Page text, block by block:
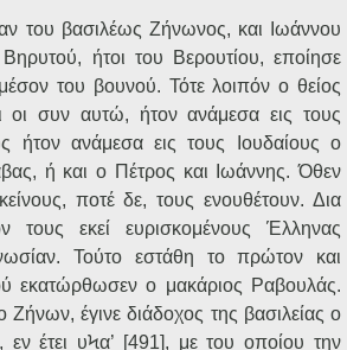
του βασιλέως Ζήνωνος, και Ιωάννου
ήτοι του Βερουτίου, εποίησε
του βουνού. Τότε λοιπόν ο θείος
οι συν αυτώ, ήτον ανάμεσα εις τους
ήτον ανάμεσα εις τους Ιουδαίους ο
ή και ο Πέτρος και Ιωάννης. Όθεν
ποτέ δε, τους ενουθέτουν. Δια
τους εκεί ευρισκομένους Έλληνας
Τούτο εστάθη το πρώτον και
εκατώρθωσεν ο μακάριος Ραβουλάς.
έγινε διάδοχος της βασιλείας ο
εν έτει υϞα’ [491], με του οποίου την